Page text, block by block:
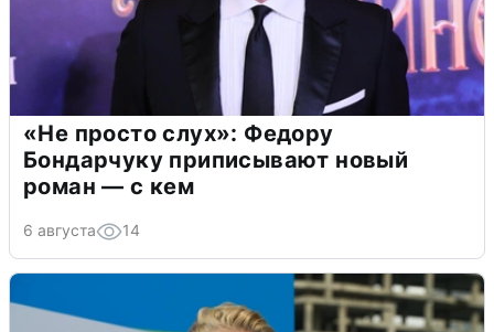
«Не просто слух»: Федору
Бондарчуку приписывают новый
роман — с кем
6 августа 14